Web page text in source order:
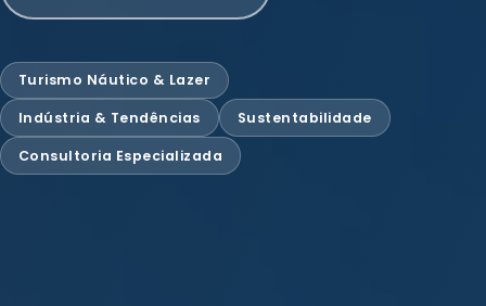
Turismo Náutico & Lazer
Indústria & Tendências Sustentabilidade
Consultoria Especializada